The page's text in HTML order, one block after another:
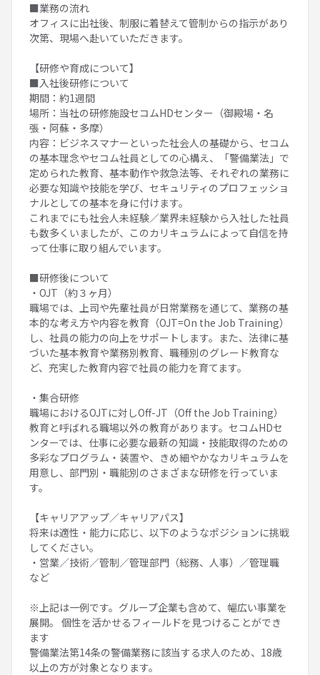
■業務の流れ
オフィスに出社後、制服に着替えて管制からの指示があり
次第、現場へ赴いていただきます。
【研修や育成について】
■入社後研修について
期間：約1週間
場所：当社の研修施設セコムHDセンター（御殿場・名
張・阿蘇・多摩）
内容：ビジネスマナーといった社会人の基礎から、セコム
の基本理念やセコム社員としての心構え、「警備業法」で
定められた教育、基本動作や救急法等、それぞれの業務に
必要な知識や技能を学び、セキュリティのプロフェッショ
ナルとしての基本を身に付けます。
これまでにも社会人未経験／業界未経験から入社した社員
も数多くいましたが、このカリキュラムによって自信を持
って仕事に取り組んでいます。
■研修後について
・OJT（約３ヶ月）
職場では、上司や先輩社員が日常業務を通じて、業務の基
本的な考え方や内容を教育（OJT=On the Job Training）
し、社員の能力の向上をサポートします。また、法律に基
づいた基本教育や業務別教育、職種別のグレード教育な
ど、充実した教育内容で社員の能力を育てます。
・集合研修
職場におけるOJTに対しOff-JT（Off the Job Training）
教育と呼ばれる職場以外の教育があります。セコムHDセ
ンターでは、仕事に必要な最新の知識・技能取得のための
多彩なプログラム・装置や、きめ細やかなカリキュラムを
用意し、部門別・職能別のさまざまな研修を行っていま
す。
【キャリアアップ／キャリアパス】
将来は適性・能力に応じ、以下のようなポジションに挑戦
してください。
・営業／技術／管制／管理部門（総務、人事）／管理職
など
※上記は一例です。グループ企業も含めて、幅広い事業を
展開。 個性を活かせるフィールドを見つけることができ
ます
警備業法第14条の警備業務に該当する求人のため、18歳
以上の方が対象となります。